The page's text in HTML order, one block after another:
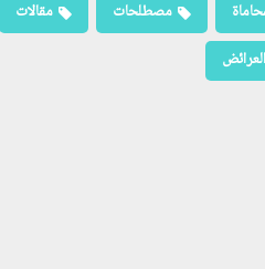
مصطلحات مقالات